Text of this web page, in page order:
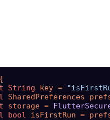
String key =
SharedPreferences
storage =
bool isFirstRun =